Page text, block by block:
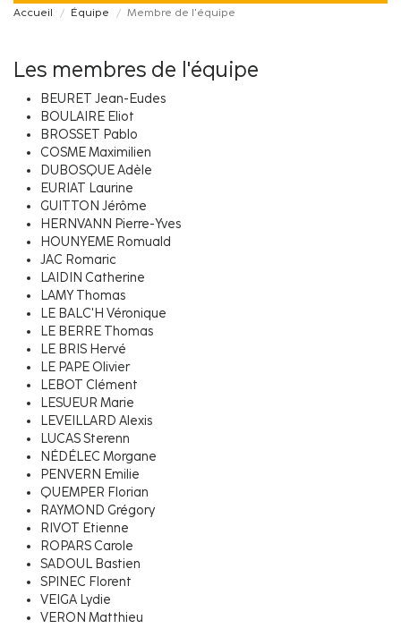
Accueil Équipe Membre de l'équipe
Les membres de l'équipe
BEURET Jean-Eudes
BOULAIRE Eliot
BROSSET Pablo
COSME Maximilien
DUBOSQUE Adèle
EURIAT Laurine
GUITTON Jérôme
HERNVANN Pierre-Yves
HOUNYEME Romuald
JAC Romaric
LAIDIN Catherine
LAMY Thomas
LE BALC'H Véronique
LE BERRE Thomas
LE BRIS Hervé
LE PAPE Olivier
LEBOT Clément
LESUEUR Marie
LEVEILLARD Alexis
LUCAS Sterenn
NÉDÉLEC Morgane
PENVERN Emilie
QUEMPER Florian
RAYMOND Grégory
RIVOT Etienne
ROPARS Carole
SADOUL Bastien
SPINEC Florent
VEIGA Lydie
VERON Matthieu